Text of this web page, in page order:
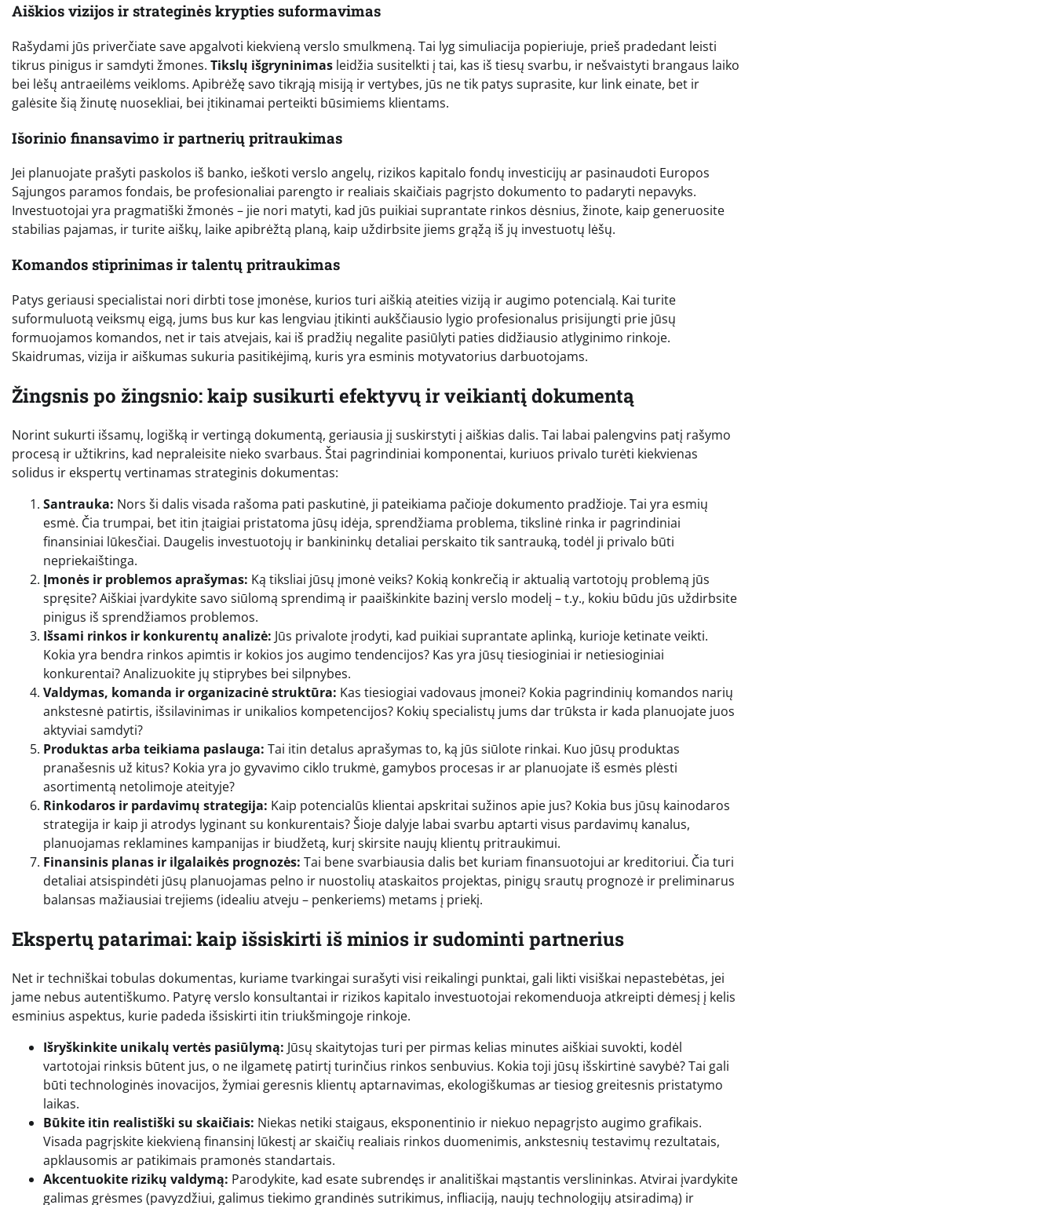
Aiškios vizijos ir strateginės krypties suformavimas
Rašydami jūs priverčiate save apgalvoti kiekvieną verslo smulkmeną. Tai lyg simuliacija popieriuje, prieš pradedant leisti
tikrus pinigus ir samdyti žmones. Tikslų išgryninimas leidžia susitelkti į tai, kas iš tiesų svarbu, ir nešvaistyti brangaus laiko
bei lėšų antraeilėms veikloms. Apibrėžę savo tikrąją misiją ir vertybes, jūs ne tik patys suprasite, kur link einate, bet ir
galėsite šią žinutę nuosekliai, bei įtikinamai perteikti būsimiems klientams.
Išorinio finansavimo ir partnerių pritraukimas
Jei planuojate prašyti paskolos iš banko, ieškoti verslo angelų, rizikos kapitalo fondų investicijų ar pasinaudoti Europos
Sąjungos paramos fondais, be profesionaliai parengto ir realiais skaičiais pagrįsto dokumento to padaryti nepavyks.
Investuotojai yra pragmatiški žmonės – jie nori matyti, kad jūs puikiai suprantate rinkos dėsnius, žinote, kaip generuosite
stabilias pajamas, ir turite aiškų, laike apibrėžtą planą, kaip uždirbsite jiems grąžą iš jų investuotų lėšų.
Komandos stiprinimas ir talentų pritraukimas
Patys geriausi specialistai nori dirbti tose įmonėse, kurios turi aiškią ateities viziją ir augimo potencialą. Kai turite
suformuluotą veiksmų eigą, jums bus kur kas lengviau įtikinti aukščiausio lygio profesionalus prisijungti prie jūsų
formuojamos komandos, net ir tais atvejais, kai iš pradžių negalite pasiūlyti paties didžiausio atlyginimo rinkoje.
Skaidrumas, vizija ir aiškumas sukuria pasitikėjimą, kuris yra esminis motyvatorius darbuotojams.
Žingsnis po žingsnio: kaip susikurti efektyvų ir veikiantį dokumentą
Norint sukurti išsamų, logišką ir vertingą dokumentą, geriausia jį suskirstyti į aiškias dalis. Tai labai palengvins patį rašymo
procesą ir užtikrins, kad nepraleisite nieko svarbaus. Štai pagrindiniai komponentai, kuriuos privalo turėti kiekvienas
solidus ir ekspertų vertinamas strateginis dokumentas:
Santrauka: Nors ši dalis visada rašoma pati paskutinė, ji pateikiama pačioje dokumento pradžioje. Tai yra esmių
esmė. Čia trumpai, bet itin įtaigiai pristatoma jūsų idėja, sprendžiama problema, tikslinė rinka ir pagrindiniai
finansiniai lūkesčiai. Daugelis investuotojų ir bankininkų detaliai perskaito tik santrauką, todėl ji privalo būti
nepriekaištinga.
Įmonės ir problemos aprašymas: Ką tiksliai jūsų įmonė veiks? Kokią konkrečią ir aktualią vartotojų problemą jūs
spręsite? Aiškiai įvardykite savo siūlomą sprendimą ir paaiškinkite bazinį verslo modelį – t.y., kokiu būdu jūs uždirbsite
pinigus iš sprendžiamos problemos.
Išsami rinkos ir konkurentų analizė: Jūs privalote įrodyti, kad puikiai suprantate aplinką, kurioje ketinate veikti.
Kokia yra bendra rinkos apimtis ir kokios jos augimo tendencijos? Kas yra jūsų tiesioginiai ir netiesioginiai
konkurentai? Analizuokite jų stiprybes bei silpnybes.
Valdymas, komanda ir organizacinė struktūra: Kas tiesiogiai vadovaus įmonei? Kokia pagrindinių komandos narių
ankstesnė patirtis, išsilavinimas ir unikalios kompetencijos? Kokių specialistų jums dar trūksta ir kada planuojate juos
aktyviai samdyti?
Produktas arba teikiama paslauga: Tai itin detalus aprašymas to, ką jūs siūlote rinkai. Kuo jūsų produktas
pranašesnis už kitus? Kokia yra jo gyvavimo ciklo trukmė, gamybos procesas ir ar planuojate iš esmės plėsti
asortimentą netolimoje ateityje?
Rinkodaros ir pardavimų strategija: Kaip potencialūs klientai apskritai sužinos apie jus? Kokia bus jūsų kainodaros
strategija ir kaip ji atrodys lyginant su konkurentais? Šioje dalyje labai svarbu aptarti visus pardavimų kanalus,
planuojamas reklamines kampanijas ir biudžetą, kurį skirsite naujų klientų pritraukimui.
Finansinis planas ir ilgalaikės prognozės: Tai bene svarbiausia dalis bet kuriam finansuotojui ar kreditoriui. Čia turi
detaliai atsispindėti jūsų planuojamas pelno ir nuostolių ataskaitos projektas, pinigų srautų prognozė ir preliminarus
balansas mažiausiai trejiems (idealiu atveju – penkeriems) metams į priekį.
Ekspertų patarimai: kaip išsiskirti iš minios ir sudominti partnerius
Net ir techniškai tobulas dokumentas, kuriame tvarkingai surašyti visi reikalingi punktai, gali likti visiškai nepastebėtas, jei
jame nebus autentiškumo. Patyrę verslo konsultantai ir rizikos kapitalo investuotojai rekomenduoja atkreipti dėmesį į kelis
esminius aspektus, kurie padeda išsiskirti itin triukšmingoje rinkoje.
Išryškinkite unikalų vertės pasiūlymą: Jūsų skaitytojas turi per pirmas kelias minutes aiškiai suvokti, kodėl
vartotojai rinksis būtent jus, o ne ilgametę patirtį turinčius rinkos senbuvius. Kokia toji jūsų išskirtinė savybė? Tai gali
būti technologinės inovacijos, žymiai geresnis klientų aptarnavimas, ekologiškumas ar tiesiog greitesnis pristatymo
laikas.
Būkite itin realistiški su skaičiais: Niekas netiki staigaus, eksponentinio ir niekuo nepagrįsto augimo grafikais.
Visada pagrįskite kiekvieną finansinį lūkestį ar skaičių realiais rinkos duomenimis, ankstesnių testavimų rezultatais,
apklausomis ar patikimais pramonės standartais.
Akcentuokite rizikų valdymą: Parodykite, kad esate subrendęs ir analitiškai mąstantis verslininkas. Atvirai įvardykite
galimas grėsmes (pavyzdžiui, galimus tiekimo grandinės sutrikimus, infliaciją, naujų technologijų atsiradimą) ir